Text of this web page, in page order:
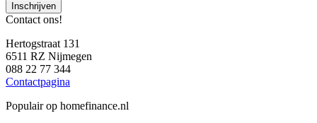
Inschrijven
Contact ons!
Hertogstraat 131
6511 RZ Nijmegen
088 22 77 344
Contactpagina
Populair op homefinance.nl